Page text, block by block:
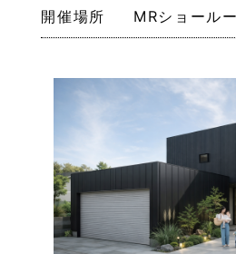
開催場所 MRショール